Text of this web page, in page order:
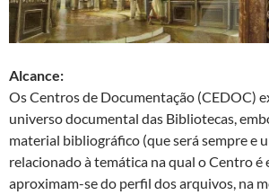
Alcance:
Os Centros de Documentação (CEDOC)
universo documental das Bibliotecas,
material bibliográfico (que será sempre e
relacionado à temática na qual o Centro é
aproximam-se do perfil dos arquivos, na